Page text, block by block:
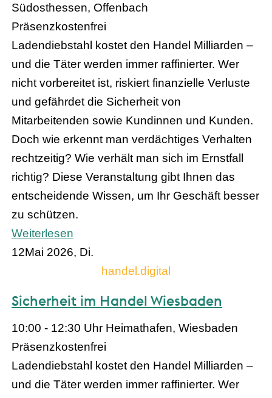
Südosthessen, Offenbach
Präsenzkostenfrei
Ladendiebstahl kostet den Handel Milliarden –
und die Täter werden immer raffinierter. Wer
nicht vorbereitet ist, riskiert finanzielle Verluste
und gefährdet die Sicherheit von
Mitarbeitenden sowie Kundinnen und Kunden.
Doch wie erkennt man verdächtiges Verhalten
rechtzeitig? Wie verhält man sich im Ernstfall
richtig? Diese Veranstaltung gibt Ihnen das
entscheidende Wissen, um Ihr Geschäft besser
zu schützen.
Weiterlesen
12Mai 2026, Di.
handel.digital
Sicherheit im Handel Wiesbaden
10:00 - 12:30 Uhr Heimathafen, Wiesbaden
Präsenzkostenfrei
Ladendiebstahl kostet den Handel Milliarden –
und die Täter werden immer raffinierter. Wer